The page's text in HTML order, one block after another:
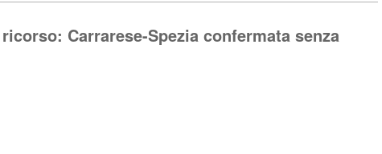
Carrarese-Spezia confermata senza